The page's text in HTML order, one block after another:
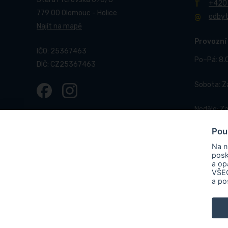
779 00 Olomouc - Holice
Najít na mapě
IČO: 25367463
DIČ: CZ25367463
+420
Provozní
Po–Pá:
Sobota:
Neděle:
Webové stránky
PNEUCENTRUM N & N s. r. o.ve
OLOMOUC“, rgč. CZ.31.3.0/
elektrárna vč. akumulace s
Na
a
a